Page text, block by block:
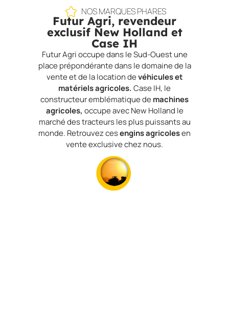
NOS MARQUES PHARES
Futur Agri, revendeur
exclusif New Holland et
Case IH
Futur Agri occupe dans le Sud-Ouest une
place prépondérante dans le domaine de la
vente et de la location devéhicules et
matériels agricoles.Case IH, le
constructeur emblématique demachines
agricoles, occupe avec New Holland le
marché des tracteurs les plus puissants au
monde. Retrouvez cesengins agricolesen
vente exclusive chez nous.